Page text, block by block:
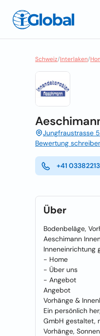
Schweiz/Interlaken/
Jungfraustrasse
Bewertung
+41
Über
Bodenbeläge,
Aeschimann
Inneneinrichtung
- Home
- Über uns
- Angebot
Angebot
Vorhänge &
Ein persönlich
GmbH gestaltet,
Vorhänge,